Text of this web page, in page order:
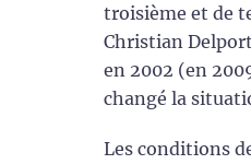
troisième et de
Christian
en 2002 (en
changé la
Les conditions